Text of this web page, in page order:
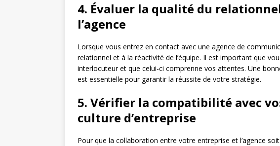
4. Évaluer la qualité du
l’agence
Lorsque vous entrez en contact avec une agence de
relationnel et à la réactivité de l’équipe. Il est important que
interlocuteur et que celui-ci comprenne vos attentes. Une
est essentielle pour garantir la réussite de votre stratégie.
5. Vérifier la compatibilité avec
culture d’entreprise
Pour que la collaboration entre votre entreprise et l’agence